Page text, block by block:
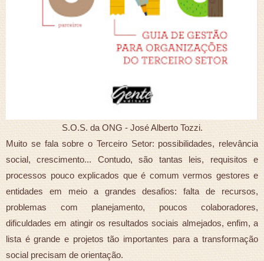
S.O.S. da ONG - José Alberto Tozzi.
Muito se fala sobre o Terceiro Setor: possibilidades, relevância
social, crescimento... Contudo, são tantas leis, requisitos e
processos pouco explicados que é comum vermos gestores e
entidades em meio a grandes desafios: falta de recursos,
problemas com planejamento, poucos colaboradores,
dificuldades em atingir os resultados sociais almejados, enfim, a
lista é grande e projetos tão importantes para a transformação
social precisam de orientação.